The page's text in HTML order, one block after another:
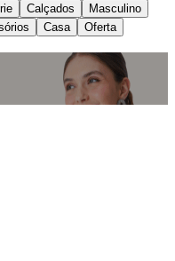
Calçados
Masculino
Casa Oferta